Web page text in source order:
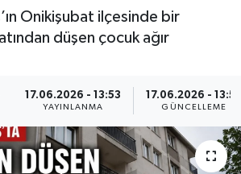
Onikişubat ilçesinde bir
düşen çocuk ağır
17.06.2026 - 13:53
YAYINLANMA
17.06.2026 -
GÜNCELLEME
- Sanat - Turizm